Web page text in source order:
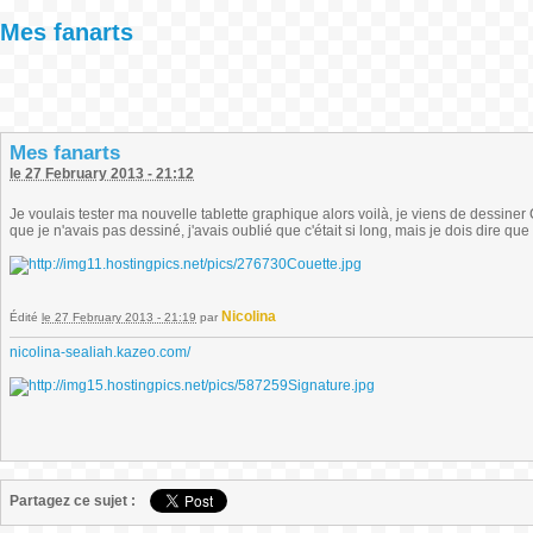
Mes fanarts
Mes fanarts
le 27 February 2013 - 21:12
Je voulais tester ma nouvelle tablette graphique alors voilà, je viens de
que je n'avais pas dessiné, j'avais oublié que c'était si long, mais je dois dire
Édité le 27 February 2013 - 21:19 par Nicolina
nicolina-sealiah.kazeo.com/
Partagez ce sujet :